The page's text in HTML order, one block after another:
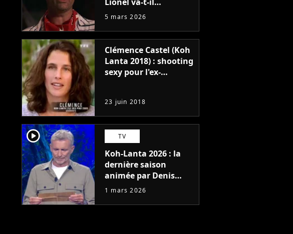
finalement
des rouges ? "J'ai
souffert"
5 mars 2026
Clémence Castel (Koh
Lanta 2018) : shooting
sexy pour l'ex-
23 juin 2018
player2 TV
Koh-Lanta 2026 : la
dernière saison
animée par Denis
Brogniart sur TF1 ?
faire"
1 mars 2026